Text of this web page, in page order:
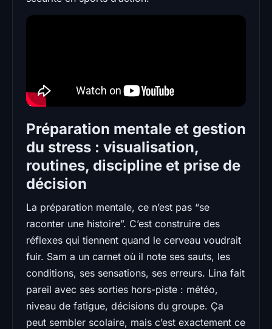
Préparation mentale et gestion
du stress : visualisation,
routines, discipline et prise de
décision
La préparation mentale, ce n’est pas “se
raconter une histoire”. C’est construire des
réflexes qui tiennent quand le cerveau voudrait
fuir. Sam a un carnet où il note ses sauts, les
conditions, ses sensations, ses erreurs. Lina fait
pareil avec ses sorties hors-piste : météo,
niveau de fatigue, décisions du groupe. Ça
peut sembler scolaire, mais c’est exactement ce